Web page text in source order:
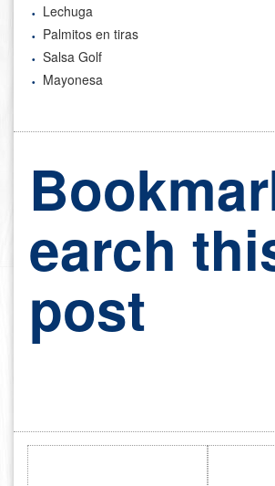
Lechuga
Palmitos en tiras
Salsa Golf
Mayonesa
earch
post